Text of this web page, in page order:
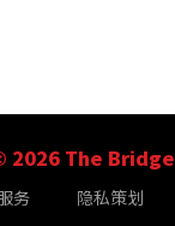
2026 The Bridge
务 隐私策划